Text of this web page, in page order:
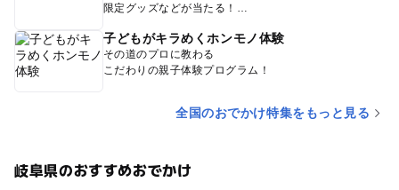
限定グッズなどが当たる！
子どもがキラめくホンモノ体験
その道のプロに教わる
こだわりの親子体験プログラム！
全国のおでかけ特集をもっと見る
岐阜県のおすすめおでかけ